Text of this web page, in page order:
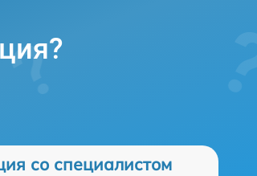
со специалистом